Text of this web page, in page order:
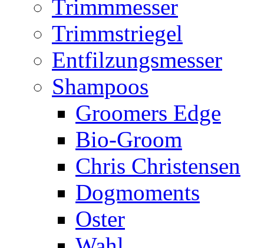
Trimmmesser
Trimmstriegel
Entfilzungsmesser
Shampoos
Groomers Edge
Bio-Groom
Chris Christensen
Dogmoments
Oster